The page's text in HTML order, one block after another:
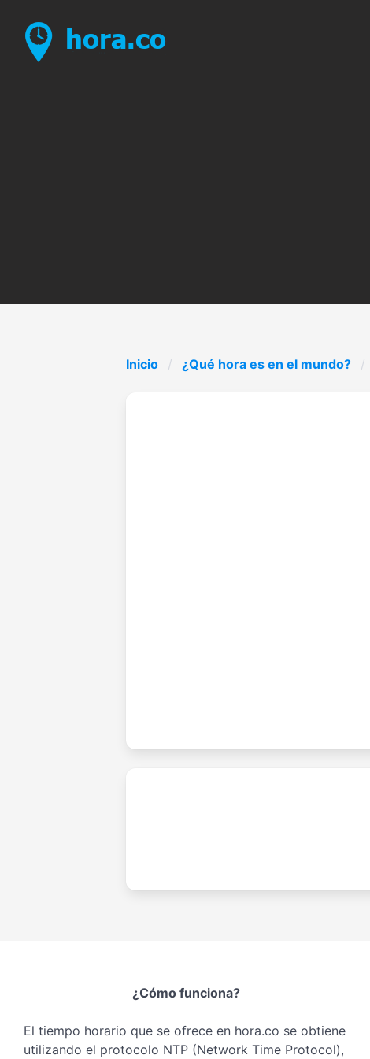
Inicio ¿Qué hora es en el mundo?
¿Cómo funciona?
El tiempo horario que se ofrece en hora.co se obtiene
utilizando el protocolo NTP (Network Time Protocol),